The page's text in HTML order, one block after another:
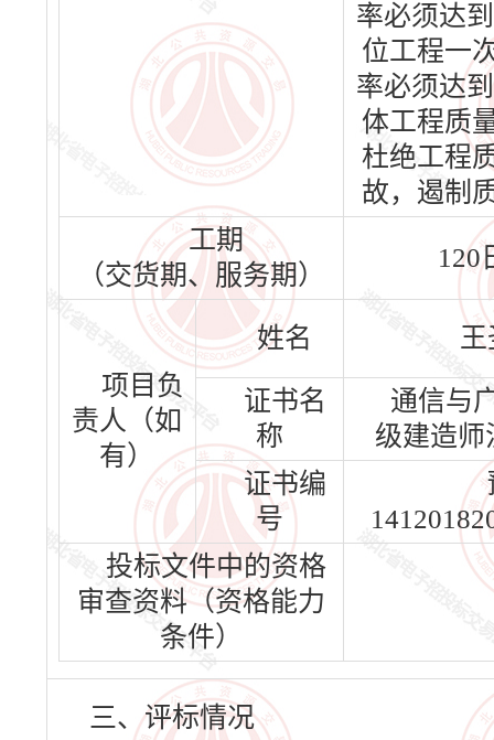
率必须达
位工程一
率必须达
体工程质
杜绝工程
故，遏制
工期
（交货期、服务期）
120
项目负
责人（如
有）
姓名
证书名
称
通信与
级建造师
证书编
号
投标文件中的资格
审查资料（资格能力
条件）
三、评标情况